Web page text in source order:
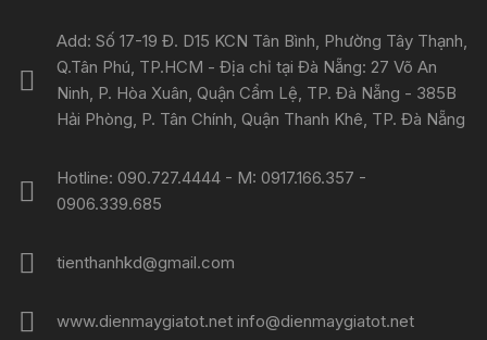
Add: Số 17-19 Đ. D15 KCN Tân Bình, Phường Tây Thạnh,
Q.Tân Phú, TP.HCM - Địa chỉ tại Đà Nẵng: 27 Võ An
Ninh, P. Hòa Xuân, Quận Cẩm Lệ, TP. Đà Nẵng - 385B
Hải Phòng, P. Tân Chính, Quận Thanh Khê, TP. Đà Nẵng
Hotline: 090.727.4444 - M: 0917.166.357 -
0906.339.685
tienthanhkd@gmail.com
www.dienmaygiatot.net info@dienmaygiatot.net